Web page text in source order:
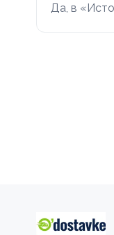
Да, в